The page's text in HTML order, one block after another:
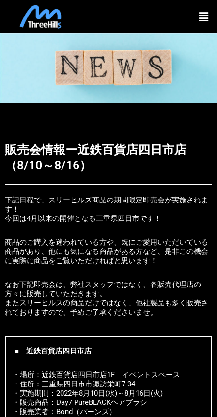
メ
ニ
ュ
販売会情報ー近鉄百貨店四日市店
（8/10～8/16）
下記日程で、スリーヒルズ商品の期間限定即売会が実施されま
す！
今回は4月以来の開催となる三重県四日市です！
商品のご購入を迷われている方や、既にご愛用いただいている
商品があり、他にも気になる商品がある方など、是非この機会
に実際に商品をご覧いただければと思います！
なお下記即売会は、弊社スタッフではなく、各販売代理店の
方々に販売していただきます。
またスリーヒルズの商品だけではなく、他社製品も多く販売さ
れておりますので、予めご了承くださいませ。
■ 近鉄百貨店四日市店
・場所：近鉄百貨店四日市店1F イベントスペース
・住所：三重県四日市市諏訪栄町7-34
・実施期間：2022年8月10日(水)～8月16日(火)
・販売商品：Day7 PureBLACKヘアブラシ
・販売業者：Bond（バーンズ）